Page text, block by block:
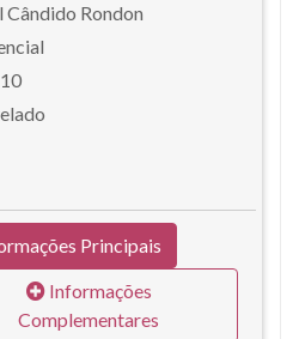
Cândido Rondon
Principais
Informações
Complementares